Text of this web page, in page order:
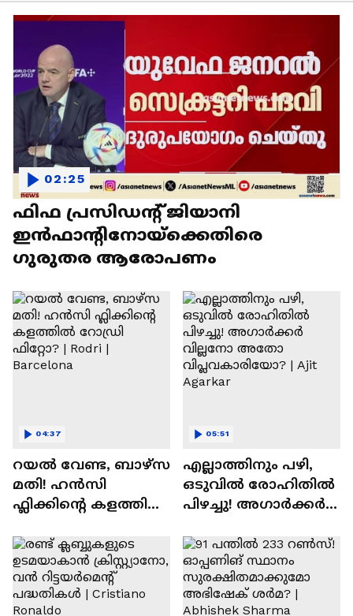
ഫിഫ പ്രസിഡന്റ് ജിയാനി
ഇൻഫാന്റിനോയ്‌ക്കെതിരെ
ഗുരുതര ആരോപണം
02:25
റയല്‍ വേണ്ട, ബാഴ്‌സ
മതി! ഹൻസി
ഫ്ലിക്കിന്റെ കളത്തില്‍
Rodri | Barcelona
04:37
എല്ലാത്തിനും പഴി,
ഒടുവില്‍ രോഹിതില്‍
പിഴച്ചു! അഗാര്‍ക്കർ
വിപ്ലവകാരിയോ? |
Ajit Agarkar
05:51